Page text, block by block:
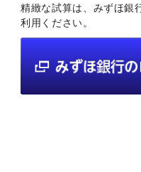
精緻な試算は、みずほ銀
利用ください。